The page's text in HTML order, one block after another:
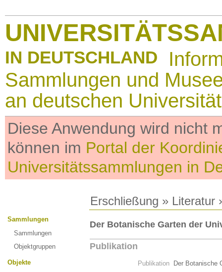
IN DEUTSCHLAND
Sammlungen und
an deutschen
Diese Anwendung wird nicht
können im Portal der
Universitätssammlungen in
Erschließung » Literatur
Sammlungen
Sammlungen
Objektgruppen
Objekte
Der Botanische Garten der
Publikation
Publikation
Der Botanische